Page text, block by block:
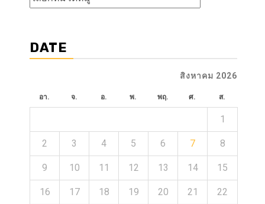
ข่าว
DATE
สิงหาคม 2026
อา. จ. อ. พ. พฤ. ศ. ส.
1
2 3 4 5 6 7 8
9 10 11 12 13 14 15
16 17 18 19 20 21 22